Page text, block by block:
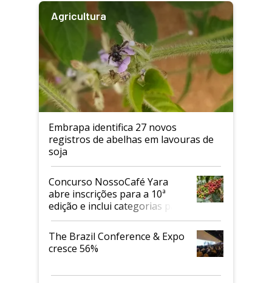
Agricultura
Embrapa identifica 27 novos
registros de abelhas em lavouras de
soja
Concurso NossoCafé Yara
abre inscrições para a 10ª
edição e inclui categorias para
cafés Canephora
The Brazil Conference & Expo
cresce 56%